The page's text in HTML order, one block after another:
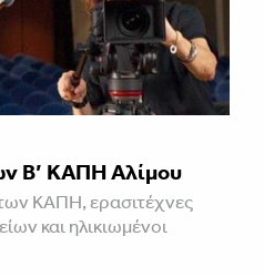
Β’ ΚΑΠΗ Αλίμου
ΚΑΠΗ, ερασιτέχνες
και ηλικιωμένοι